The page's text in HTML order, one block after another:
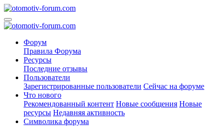
Форум
Правила Форума
Ресурсы
Последние отзывы
Пользователи
Зарегистрированные пользователи Сейчас на форуме
Что нового
Рекомендованный контент Новые сообщения Новые
ресурсы Недавняя активность
Символика форума